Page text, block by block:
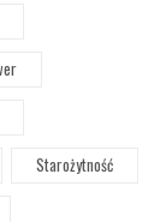
Starożytność